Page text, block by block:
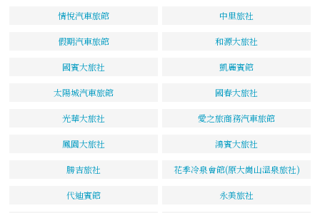
情悅汽車旅館 中里旅社
假期汽車旅館 和源大旅社
國賓大旅社 凱麗賓館
太陽城汽車旅館 國春大旅社
光華大旅社 愛之旅商務汽車旅館
鳳園大旅社 鴻賓大旅社
勝吉旅社 花季冷泉會館(原大崗山溫泉旅社)
代迪賓館 永美旅社